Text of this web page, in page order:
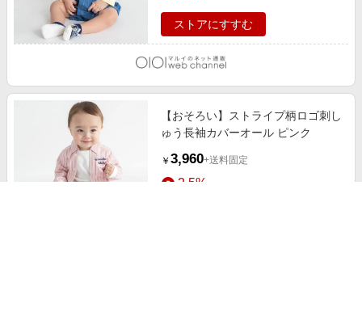
ストアにすすむ
【おそろい】ストライプ柄ロゴ刺し
ゅう長袖カバーオール ピンク
￥ 3,960+送料固定
2.5%